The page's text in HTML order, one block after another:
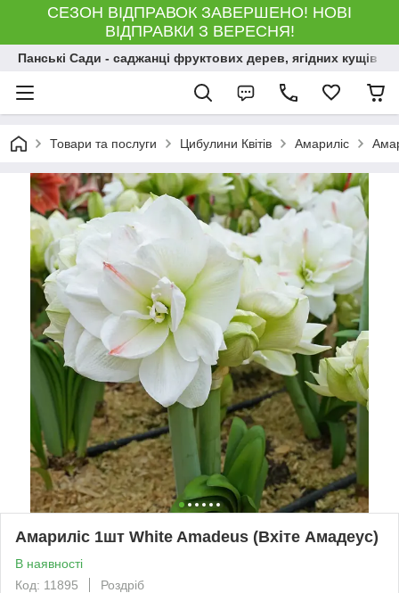
СЕЗОН ВІДПРАВОК ЗАВЕРШЕНО! НОВІ
ВІДПРАВКИ З ВЕРЕСНЯ!
Панські Сади - саджанці фруктових дерев, ягідних кущів і
Товари та послуги Цибулини Квітів Амариліс
Амариліс 1шт White Amadeus (Вхіте Амадеус)
В наявності
Код: 11895
Роздріб